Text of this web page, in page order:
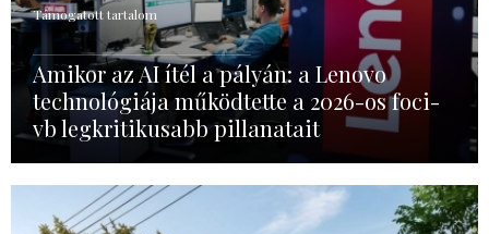
Támogatott tartalom
Amikor az AI ítél a pályán: a Lenovo
technológiája működtette a 2026-os foci-
vb legkritikusabb pillanatait